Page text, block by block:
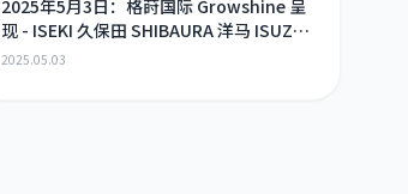
2025年5月3日：格莳国际 Growshine 呈
现 - ISEKI 久保田 SHIBAURA 洋马 ISUZU
工程机械 农机 重卡 汽车 RHF3 涡轮增压
2025.05.03